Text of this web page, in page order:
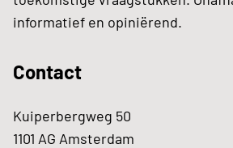
informatief en opiniërend.
Contact
Kuiperbergweg 50
1101 AG Amsterdam